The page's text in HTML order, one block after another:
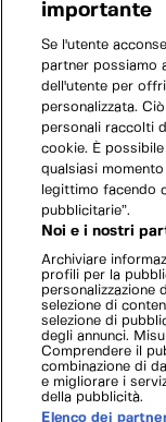
importante
Se l'utente
partner possiamo
dell'utente per
personalizzata.
personali raccolti
cookie. È
qualsiasi
legittimo facendo
pubblicitarie”.
Noi e i nostri
Archiviare
profili per la
personalizzazione
selezione di
selezione di
degli annunci.
Comprendere il
combinazione di
e migliorare i
della pubblicità.
Elenco dei